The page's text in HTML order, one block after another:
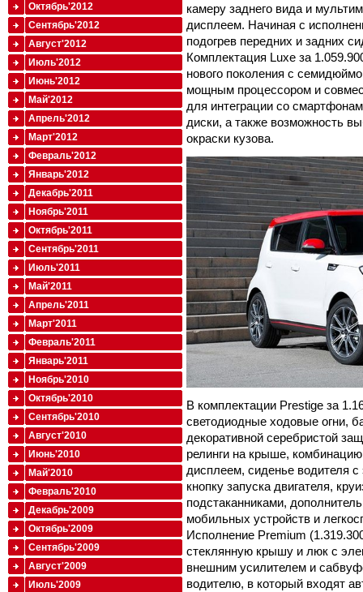
камеру заднего вида и
дисплеем. Начиная с
подогрев передних и задних
Комплектация Luxe за
нового поколения с
мощным процессором и
для интеграции со
диски, а также возможность
окраски кузова.
В комплектации Prestige за
светодиодные ходовые огни,
декоративной серебристой
релинги на крыше,
дисплеем, сиденье водителя с
кнопку запуска двигателя,
подстаканниками,
мобильных устройств и
Исполнение Premium
стеклянную крышу и люк с
внешним усилителем и
водителю, в который входят
Октябрь'2012
Сентябрь'2012
Август'2012
Июль'2012
Июнь'2012
Май'2012
Апрель'2012
Март'2012
Февраль'2012
Январь'2012
Декабрь'2011
Ноябрь'2011
Октябрь'2011
Сентябрь'2011
Июль'2011
Май'2011
Апрель'2011
Март'2011
Февраль'2011
Январь'2011
Ноябрь'2010
Октябрь'2010
Сентябрь'2010
Август'2010
Июнь'2010
Май'2010
Февраль'2010
Декабрь'2009
Октябрь'2009
Сентябрь'2009
Август'2009
Июль'2009